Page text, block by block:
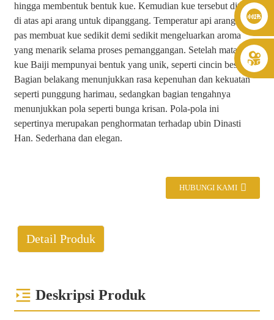
hingga membentuk bentuk kue. Kemudian kue tersebut ditaruh
di atas api arang untuk dipanggang. Temperatur api arang yang
pas membuat kue sedikit demi sedikit mengeluarkan aroma
yang menarik selama proses pemanggangan. Setelah matang,
kue Baiji mempunyai bentuk yang unik, seperti cincin besi.
Bagian belakang menunjukkan rasa kepenuhan dan kekuatan
seperti punggung harimau, sedangkan bagian tengahnya
menunjukkan pola seperti bunga krisan. Pola-pola ini
sepertinya merupakan penghormatan terhadap ubin Dinasti
Han. Sederhana dan elegan.
HUBUNGI KAMI
Detail Produk
Deskripsi Produk